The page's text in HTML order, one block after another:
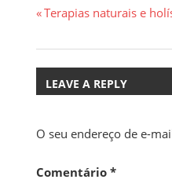
Navegação
de
Post
Previous
Terapias naturais e
LEAVE A REPLY
O seu endereço de e-
Comentário*